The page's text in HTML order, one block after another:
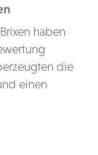
haben
die
einen